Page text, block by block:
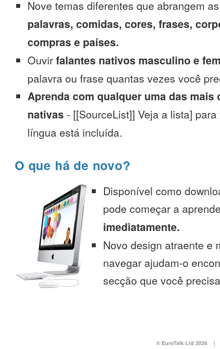
Nove temas diferentes que abrangem
palavras, comidas, cores, frases,
compras e países.
Ouvir falantes nativos masculino e
palavra ou frase quantas vezes você
Aprenda com qualquer uma das mais
nativas - [[SourceList]] Veja a lista]
língua está incluída.
O que há de novo?
Disponível como
pode começar a
imediatamente.
Novo design atraente e
navegar ajudam-o
secção que você
© EuroTalk Ltd 2026 |